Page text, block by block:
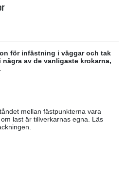
för infästning i väggar och tak
av de vanligaste krokarna,
mellan fästpunkterna vara
last är tillverkarnas egna. Läs